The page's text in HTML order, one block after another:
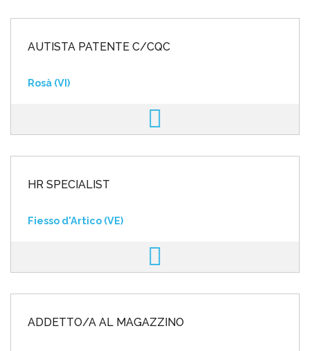
AUTISTA PATENTE C/CQC
Rosà (VI)
HR SPECIALIST
Fiesso d'Artico (VE)
ADDETTO/A AL MAGAZZINO